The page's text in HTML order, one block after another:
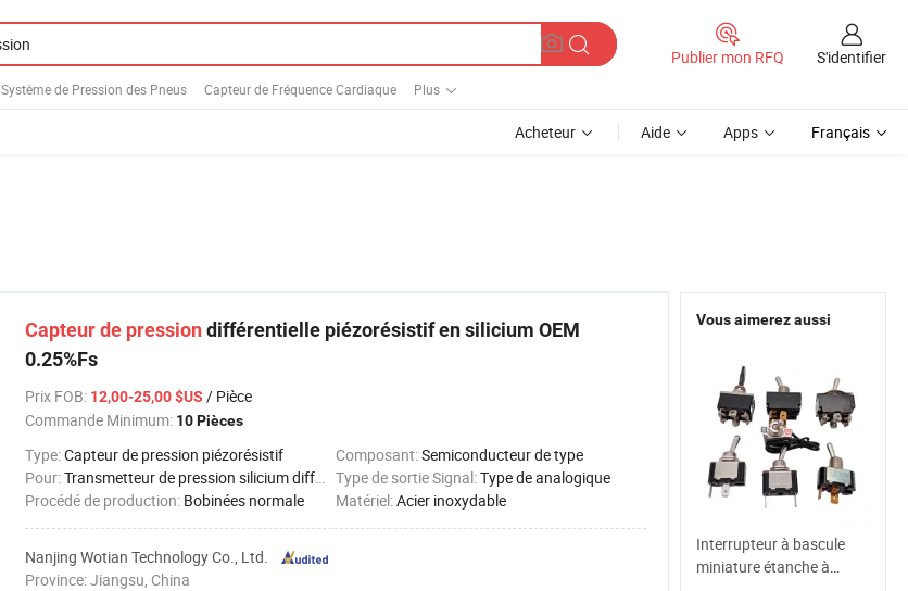
Système de Pression des Pneus Capteur de Fréquence Cardiaque Plus
Publier mon RFQ S'identifier
Acheteur Aide Apps Français
Capteurde pressiondifférentielle piézorésistif en silicium OEM
0.25%Fs
Prix FOB: 12,00-25,00 $US / Pièce
Commande Minimum: 10 Pièces
Type:Capteur de pression piézorésistif Composant:Semiconducteur de type
Pour:Transmetteur de pression silicium diffuse Type de sortie Signal:Type de analogique
Procédé de production: Bobinées normale Matériel:Acier inoxydable
Nanjing Wotian Technology Co., Ltd.
Province: Jiangsu, China
Vous aimerez aussi
Interrupteur à bascule
miniature étanche à